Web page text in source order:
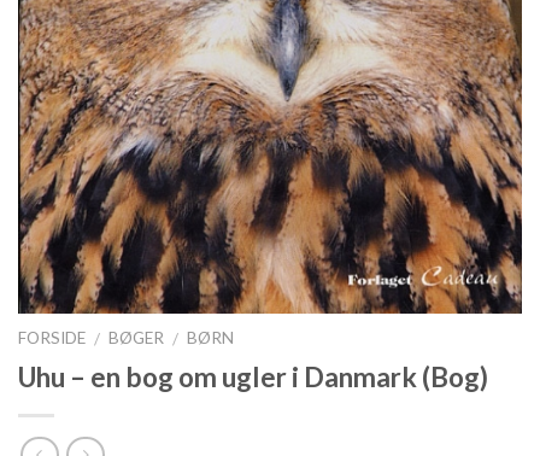
FORSIDE / BØGER / BØRN
Uhu – en bog om ugler i Danmark (Bog)